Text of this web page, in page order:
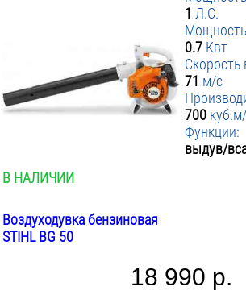
▼ Max скорость выдува м/с
от
до
▼ Производительность выдува куб.м/час
от
до
▼ Функции:
до
ПРИМЕНИТЬ ФИЛЬТР
1 Л.С.
0.7 Квт
Скорость
71 м/с
700
Функции:
выдув/
В НАЛИЧИИ
Воздуходувка бензиновая
STIHL BG 50
18 990 р.